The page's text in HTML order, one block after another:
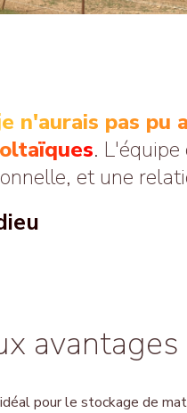
n'aurais pas pu
.
et une
avantages
idéal pour le stockage de